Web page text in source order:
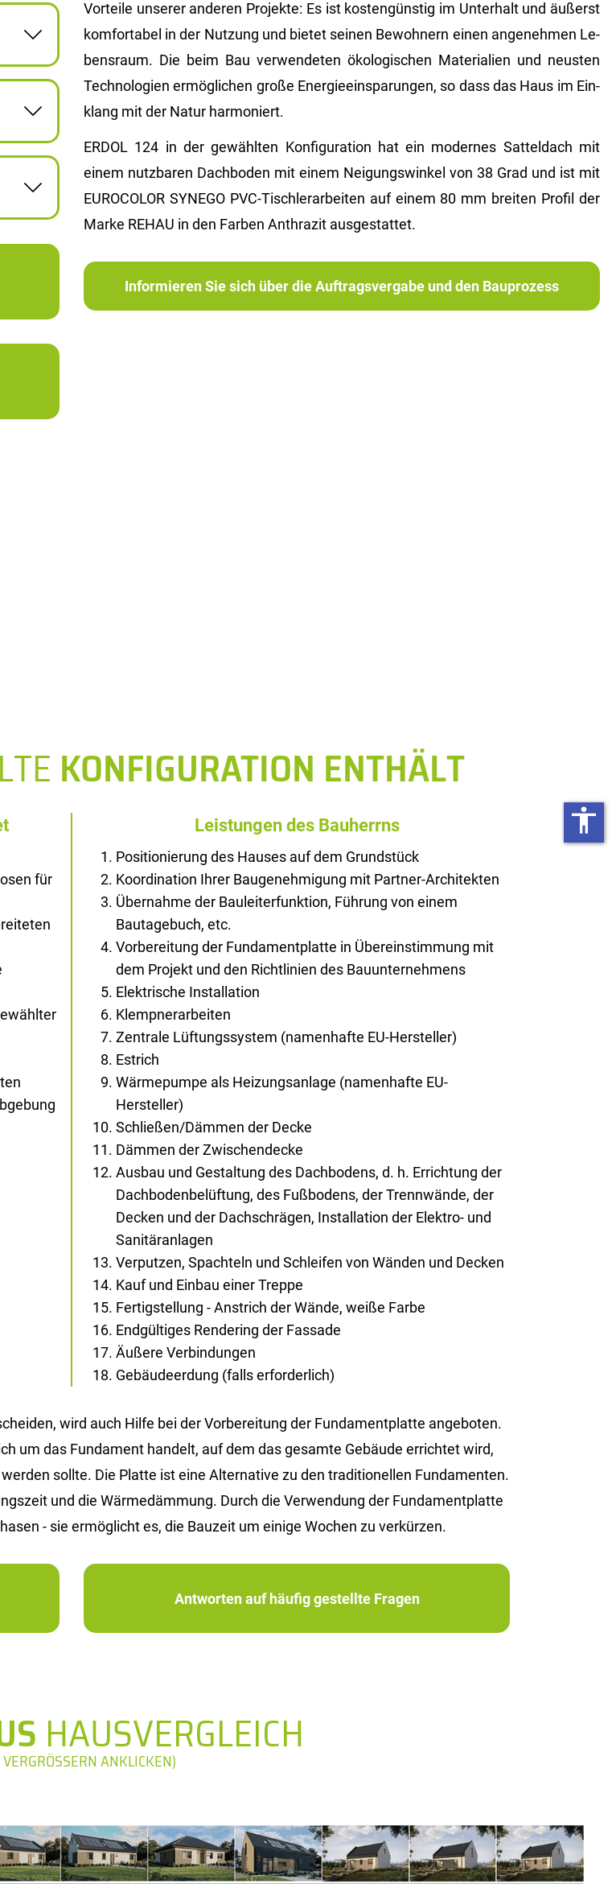
Vor­tei­le un­se­rer an­de­ren Pro­jek­te: Es ist kos­ten­güns­tig im Un­ter­halt und äu­ßerst
kom­for­ta­bel in der Nut­zung und bie­tet sei­nen Be­woh­nern einen an­ge­neh­men Le­
bens­raum. Die beim Bau ver­wen­de­ten öko­lo­gi­schen Ma­te­ria­li­en und neus­ten
Tech­no­lo­gi­en er­mög­li­chen große En­er­gie­ein­spa­run­gen, so dass das Haus im Ein­
klang mit der Natur har­mo­niert.
ERDOL 124 in der ge­wähl­ten Kon­fi­gu­ra­ti­on hat ein mo­der­nes Sat­tel­dach mit
einem nutz­ba­ren Dach­bo­den mit einem Nei­gungs­win­kel von 38 Grad und ist mit
EU­RO­CO­LOR SYN­EGO PVC-Tisch­ler­ar­bei­ten auf einem 80 mm brei­ten Pro­fil der
Marke REHAU in den Far­ben An­thra­zit aus­ge­stat­tet.
Informieren Sie sich über die Auftragsvergabe und den Bauprozess
KONFIGURATION ENTHÄLT
für
Leistungen des Bauherrns
Positionierung des Hauses auf dem Grundstück
Koordination Ihrer Baugenehmigung mit Partner-Architekten
Übernahme der Bauleiterfunktion, Führung von einem
Bautagebuch, etc.
Vorbereitung der Fundamentplatte in Übereinstimmung mit
dem Projekt und den Richtlinien des Bauunternehmens
Elektrische Installation
Klempnerarbeiten
Zentrale Lüftungssystem (namenhafte EU-Hersteller)
Estrich
Wärmepumpe als Heizungsanlage (namenhafte EU-
Hersteller)
Schließen/Dämmen der Decke
Dämmen der Zwischendecke
Ausbau und Gestaltung des Dachbodens, d. h. Errichtung der
Dachbodenbelüftung, des Fußbodens, der Trennwände, der
Decken und der Dachschrägen, Installation der Elektro- und
Sanitäranlagen
Verputzen, Spachteln und Schleifen von Wänden und Decken
Kauf und Einbau einer Treppe
Fertigstellung - Anstrich der Wände, weiße Farbe
Endgültiges Rendering der Fassade
Äußere Verbindungen
Gebäudeerdung (falls erforderlich)
wird auch Hilfe bei der Vor­be­rei­tung der Fun­da­ment­plat­te an­ge­bo­ten.
um das Fun­da­ment han­delt, auf dem das ge­sam­te Ge­bäu­de er­rich­tet wird,
soll­te. Die Plat­te ist eine Al­ter­na­ti­ve zu den tra­di­tio­nel­len Fun­da­men­ten.
und die Wär­me­däm­mung. Durch die Ver­wen­dung der Fun­da­ment­plat­te
- sie er­mög­licht es, die Bau­zeit um ei­ni­ge Wo­chen zu ver­kür­zen.
Antworten auf häufig gestellte Fragen
HAUSVERGLEICH
ANKLICKEN)
accessibility